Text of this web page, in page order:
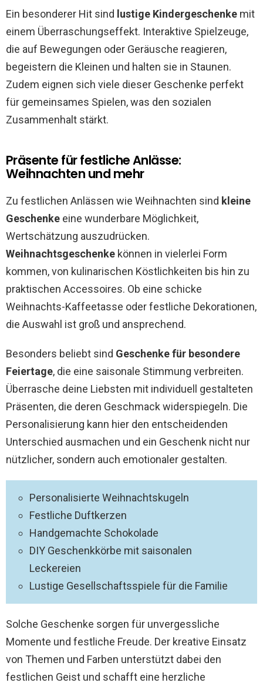
Ein besonderer Hit sind lustige Kindergeschenke mit
einem Überraschungseffekt. Interaktive Spielzeuge,
die auf Bewegungen oder Geräusche reagieren,
begeistern die Kleinen und halten sie in Staunen.
Zudem eignen sich viele dieser Geschenke perfekt
für gemeinsames Spielen, was den sozialen
Zusammenhalt stärkt.
Präsente für festliche Anlässe:
Weihnachten und mehr
Zu festlichen Anlässen wie Weihnachten sind kleine
Geschenke eine wunderbare Möglichkeit,
Wertschätzung auszudrücken.
Weihnachtsgeschenke können in vielerlei Form
kommen, von kulinarischen Köstlichkeiten bis hin zu
praktischen Accessoires. Ob eine schicke
Weihnachts-Kaffeetasse oder festliche Dekorationen,
die Auswahl ist groß und ansprechend.
Besonders beliebt sind Geschenke für besondere
Feiertage, die eine saisonale Stimmung verbreiten.
Überrasche deine Liebsten mit individuell gestalteten
Präsenten, die deren Geschmack widerspiegeln. Die
Personalisierung kann hier den entscheidenden
Unterschied ausmachen und ein Geschenk nicht nur
nützlicher, sondern auch emotionaler gestalten.
Personalisierte Weihnachtskugeln
Festliche Duftkerzen
Handgemachte Schokolade
DIY Geschenkkörbe mit saisonalen
Leckereien
Lustige Gesellschaftsspiele für die Familie
Solche Geschenke sorgen für unvergessliche
Momente und festliche Freude. Der kreative Einsatz
von Themen und Farben unterstützt dabei den
festlichen Geist und schafft eine herzliche